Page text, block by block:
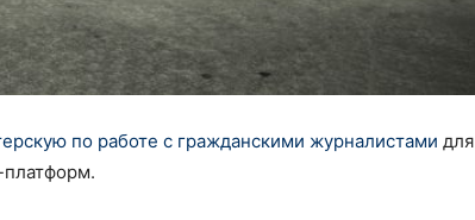
по работе с гражданскими журналистами для
платформ.